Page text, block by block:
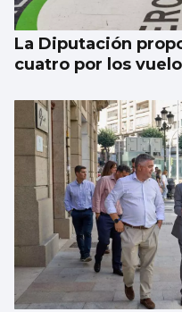
La Diputación
cuatro por los